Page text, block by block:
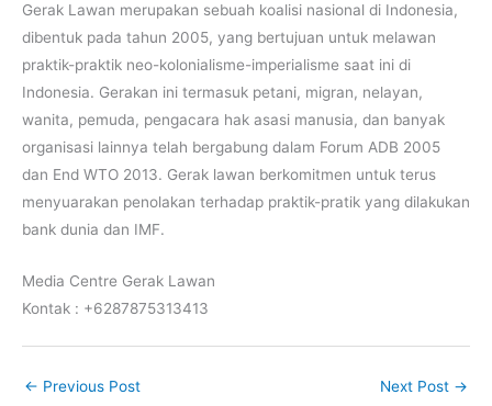
Gerak Lawan merupakan sebuah koalisi nasional di Indonesia,
dibentuk pada tahun 2005, yang bertujuan untuk melawan
praktik-praktik neo-kolonialisme-imperialisme saat ini di
Indonesia. Gerakan ini termasuk petani, migran, nelayan,
wanita, pemuda, pengacara hak asasi manusia, dan banyak
organisasi lainnya telah bergabung dalam Forum ADB 2005
dan End WTO 2013. Gerak lawan berkomitmen untuk terus
menyuarakan penolakan terhadap praktik-pratik yang dilakukan
bank dunia dan IMF.
Media Centre Gerak Lawan
Kontak : +6287875313413
← Previous Post Next Post →